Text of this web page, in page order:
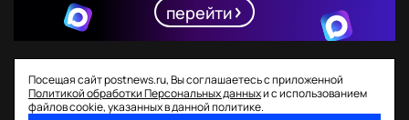
перейти
Посещая сайт postnews.ru, Вы соглашаетесь с приложенной
Политикой обработки Персональных данныхи с использованием
файлов cookie, указанных в данной политике.